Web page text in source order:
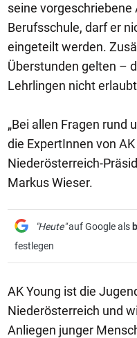
seine
Berufsschule, darf er
eingeteilt werden.
Überstunden gelten –
Lehrlingen nicht
„Bei allen Fragen rund
die ExpertInnen von
Niederösterreich-
Markus Wieser.
"Heute"auf Google als
festlegen
AK Young ist die
Niederösterreich und
Anliegen junger